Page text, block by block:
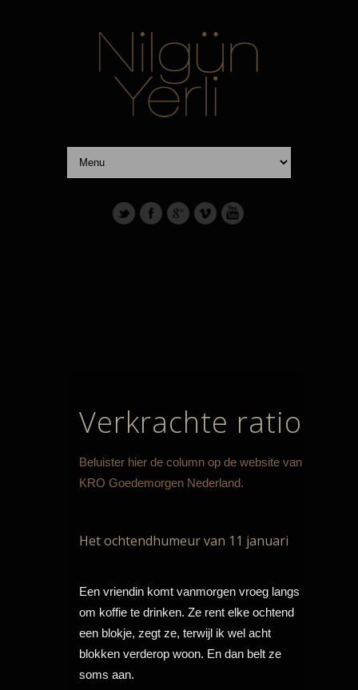
Verkrachte ratio
Beluister hier de column op de website van
KRO Goedemorgen Nederland.
Het ochtendhumeur van 11 januari
Een vriendin komt vanmorgen vroeg langs
om koffie te drinken. Ze rent elke ochtend
een blokje, zegt ze, terwijl ik wel acht
blokken verderop woon. En dan belt ze
soms aan.